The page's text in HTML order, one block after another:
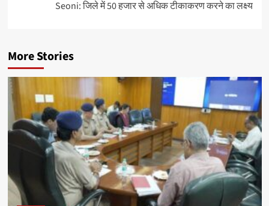
Seoni: जिले में 50 हजार से अधिक टीकाकरण करने का लक्ष्‍य
More Stories